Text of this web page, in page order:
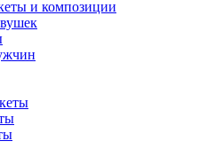
и композиции